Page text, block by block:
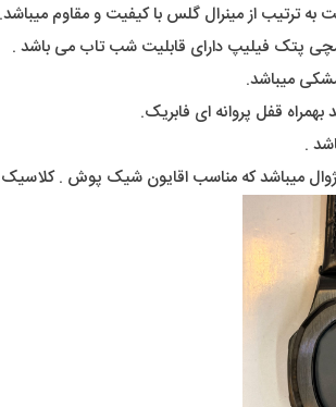
ترتیب از مینرال گلس با کیفیت و مقاوم
پتک فیلیپ دارای قابلیت شب تاب می باشد .
میباشد.
قفل پروانه ای فابریک.
.
میباشد که مناسب اقایون شیک پوش .